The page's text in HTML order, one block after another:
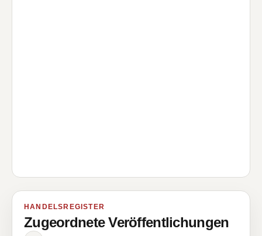
HANDELSREGISTER
Zugeordnete Veröffentlichungen